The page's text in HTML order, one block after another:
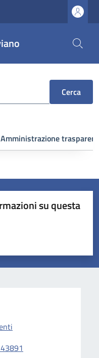
Cerca
Amministrazione
su questa